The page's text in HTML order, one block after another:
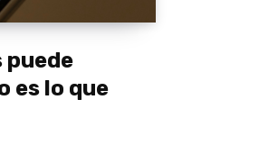
puede
es lo que